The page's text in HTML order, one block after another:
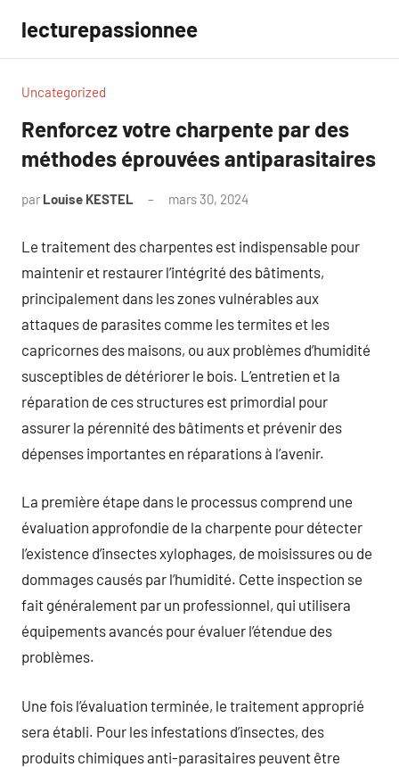
contenu
lecturepassionnee
Uncategorized
Renforcez votre charpente par des
méthodes éprouvées antiparasitaires
par Louise KESTEL mars 30, 2024
Le traitement des charpentes est indispensable pour
maintenir et restaurer l’intégrité des bâtiments,
principalement dans les zones vulnérables aux
attaques de parasites comme les termites et les
capricornes des maisons, ou aux problèmes d’humidité
susceptibles de détériorer le bois. L’entretien et la
réparation de ces structures est primordial pour
assurer la pérennité des bâtiments et prévenir des
dépenses importantes en réparations à l’avenir.
La première étape dans le processus comprend une
évaluation approfondie de la charpente pour détecter
l’existence d’insectes xylophages, de moisissures ou de
dommages causés par l’humidité. Cette inspection se
fait généralement par un professionnel, qui utilisera
équipements avancés pour évaluer l’étendue des
problèmes.
Une fois l’évaluation terminée, le traitement approprié
sera établi. Pour les infestations d’insectes, des
produits chimiques anti-parasitaires peuvent être